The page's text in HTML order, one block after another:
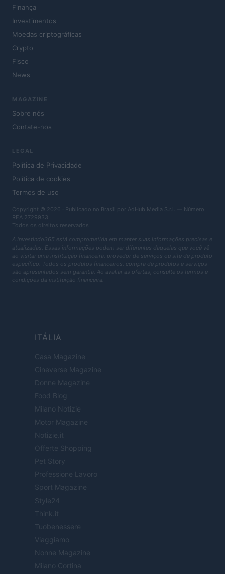
Finança
Investimentos
Moedas criptográficas
Crypto
Fisco
News
MAGAZINE
Sobre nós
Contate-nos
LEGAL
Política de Privacidade
Política de cookies
Termos de uso
Copyright © 2026 · Publicado no Brasil por AdHub Media S.r.l. — Número
REA 2729933
Todos os direitos reservados
A Investindo365 está comprometida em manter suas informações precisas e
atualizadas. Essas informações podem ser diferentes daquelas que você vê
ao visitar uma instituição financeira, provedor de serviços ou site de produto
específico. Todos os produtos financeiros, compra de produtos e serviços
são apresentados sem garantia. Ao avaliar as ofertas, consulte os termos e
condições da instituição financeira.
ITÁLIA
Casa Magazine
Cineverse Magazine
Donne Magazine
Food Blog
Milano Notizie
Motor Magazine
Notizie.it
Offerte Shopping
Pet Story
Professione Lavoro
Sport Magazine
Style24
Think.it
Tuobenessere
Viaggiamo
Nonne Magazine
Milano Cortina